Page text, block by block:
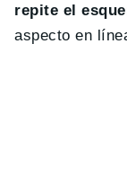
repite el
aspecto en